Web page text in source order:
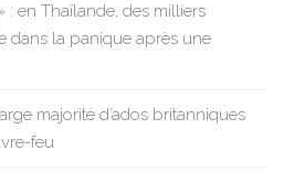
: en Thaïlande, des milliers
dans la panique après une
majorité d’ados britanniques
feu